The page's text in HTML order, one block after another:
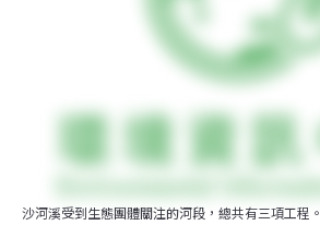
沙河溪受到生態團體關注的河段，總共有三項工程。